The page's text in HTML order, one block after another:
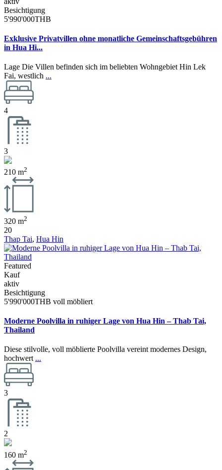
Besichtigung
5'990'000THB
Exklusive Privatvillen ohne monatliche Gemeinschaftsgebühren
in Hua Hi...
Lage Die Villen befinden sich im beliebten Wohngebiet Hin Lek
Fai, westlich ...
4
3
210 m2
320 m2
20
Thap Tai, Hua Hin
Featured
Kauf
aktiv
Besichtigung
5'990'000THB voll möbliert
Moderne Poolvilla in ruhiger Lage von Hua Hin – Thab Tai,
Thailand
Diese stilvolle, voll möblierte Poolvilla vereint modernes Design,
hochwert ...
3
2
160 m2